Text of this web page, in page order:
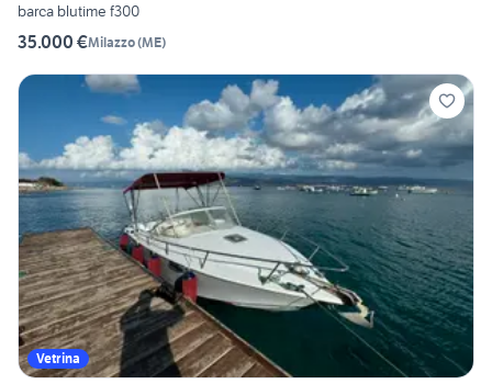
barca blutime f300
35.000 €Milazzo(ME)
Vetrina